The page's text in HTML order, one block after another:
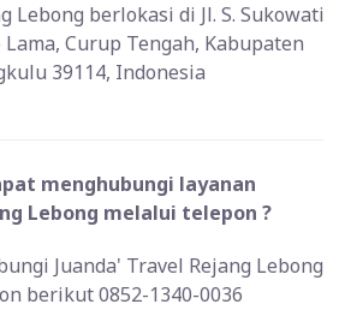
Lebong berlokasi di Jl. S. Sukowati
Curup Tengah, Kabupaten
39114, Indonesia
menghubungi layanan
Lebong melalui telepon ?
Juanda' Travel Rejang Lebong
berikut 0852-1340-0036